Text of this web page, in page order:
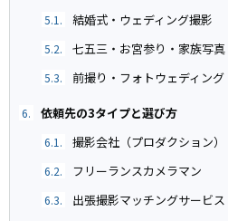
5.1. 結婚式・ウェディング撮影
5.2. 七五三・お宮参り・家族写真
5.3. 前撮り・フォトウェディング
6. 依頼先の3タイプと選び方
6.1. 撮影会社（プロダクション）
6.2. フリーランスカメラマン
6.3. 出張撮影マッチングサービス